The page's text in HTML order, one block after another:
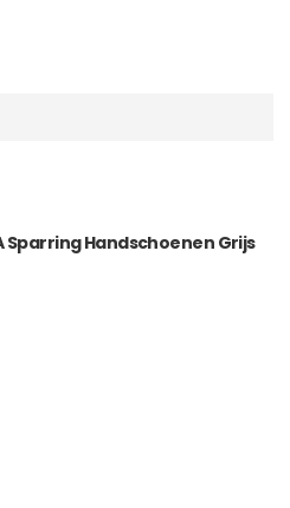
Sparring Handschoenen Grijs